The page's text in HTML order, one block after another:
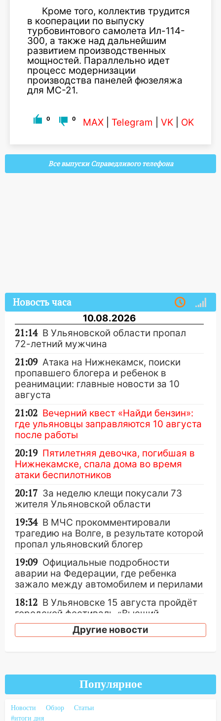
Кроме того, коллектив трудится
в кооперации по выпуску
турбовинтового самолета Ил-114-
300, а также над дальнейшим
развитием производственных
мощностей. Параллельно идет
процесс модернизации
производства панелей фюзеляжа
для МС-21.
0 0 MAX Telegram VK OK
Все выпуски Справедливого телефона
Новость часа
10.08.2026
21:14 В Ульяновской области пропал
72-летний мужчина
21:09 Атака на Нижнекамск, поиски
пропавшего блогера и ребенок в
реанимации: главные новости за 10
августа
21:02 Вечерний квест «Найди бензин»:
где ульяновцы заправляются 10 августа
после работы
20:19 Пятилетняя девочка, погибшая в
Нижнекамске, спала дома во время
атаки беспилотников
20:17 За неделю клещи покусали 73
жителя Ульяновской области
19:34 В МЧС прокомментировали
трагедию на Волге, в результате которой
пропал ульяновский блогер
19:09 Официальные подробности
аварии на Федерации, где ребенка
зажало между автомобилем и перилами
18:12 В Ульяновске 15 августа пройдёт
городской фестиваль «Высший
пилотаж»
16:13 Неудачный маневр
дальнобойщика привел к жесткой
аварии с пострадавшей в
Новоспасском районе
Другие новости
Популярное
Новости Обзор
Статьи
#итоги дня